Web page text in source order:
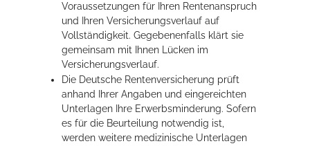
Voraussetzungen für Ihren Rentenanspruch
und Ihren Versicherungsverlauf auf
Vollständigkeit. Gegebenenfalls klärt sie
gemeinsam mit Ihnen Lücken im
Versicherungsverlauf.
Die Deutsche Rentenversicherung prüft
anhand Ihrer Angaben und eingereichten
Unterlagen Ihre Erwerbsminderung. Sofern
es für die Beurteilung notwendig ist,
werden weitere medizinische Unterlagen